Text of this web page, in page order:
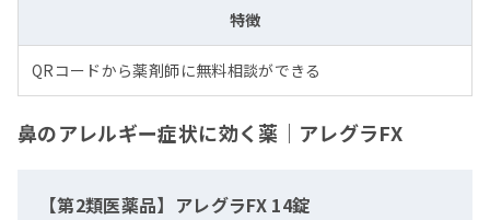
特徴
QRコードから薬剤師に無料相談ができる
鼻のアレルギー症状に効く薬｜アレグラFX
【第2類医薬品】アレグラFX 14錠